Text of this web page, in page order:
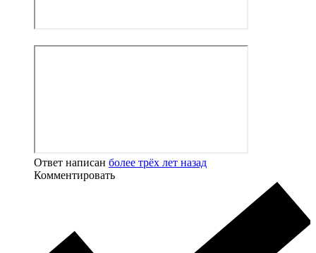
Ответ написан более трёх лет назад
Комментировать